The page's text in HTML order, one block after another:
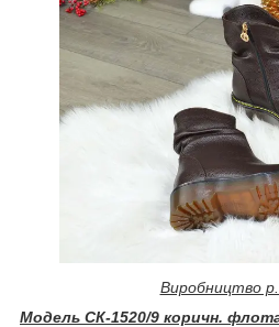
Виробництво р.
Модель СК-1520/9 коричн.